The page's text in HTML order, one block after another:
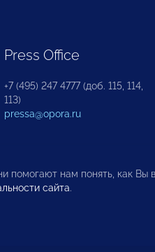
Press Office
+7 (495) 247 4777 (доб. 115, 114,
113)
pressa@opora.ru
помогают нам понять, как Вы
сайта.